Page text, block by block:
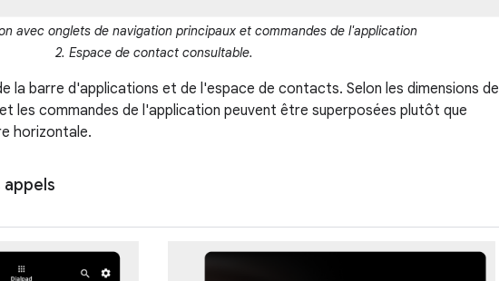
avec onglets de navigation principaux et commandes de l'application
2. Espace de contact consultable.
la barre d'applications et de l'espace de contacts. Selon les dimensions de
les commandes de l'application peuvent être superposées plutôt que
horizontale.